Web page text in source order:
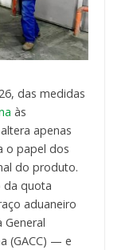
das medidas
às
apenas
o papel dos
do produto.
da quota
aduaneiro
General
(GACC) — e